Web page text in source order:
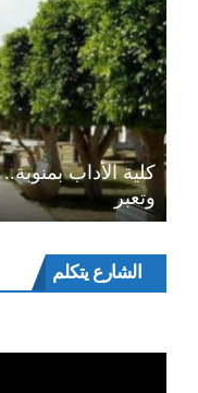
كلية الأداب
وتعبر
الشارع يتكلممشغل